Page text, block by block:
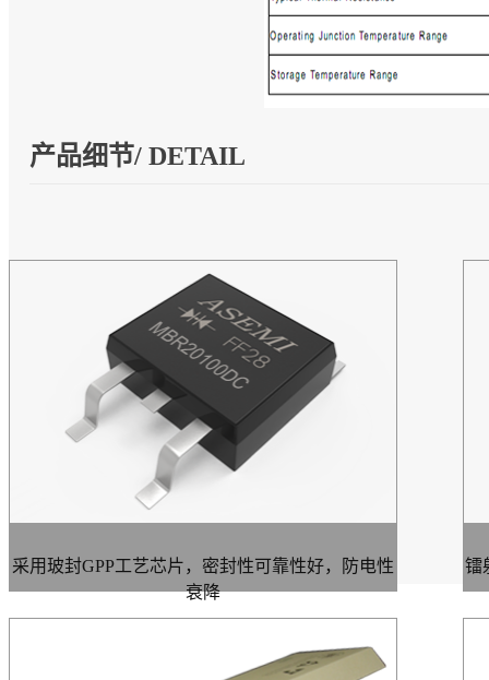
产品细节/ DETAIL
采用玻封GPP工艺芯片，密封性可靠性好，防电性
衰降
镭